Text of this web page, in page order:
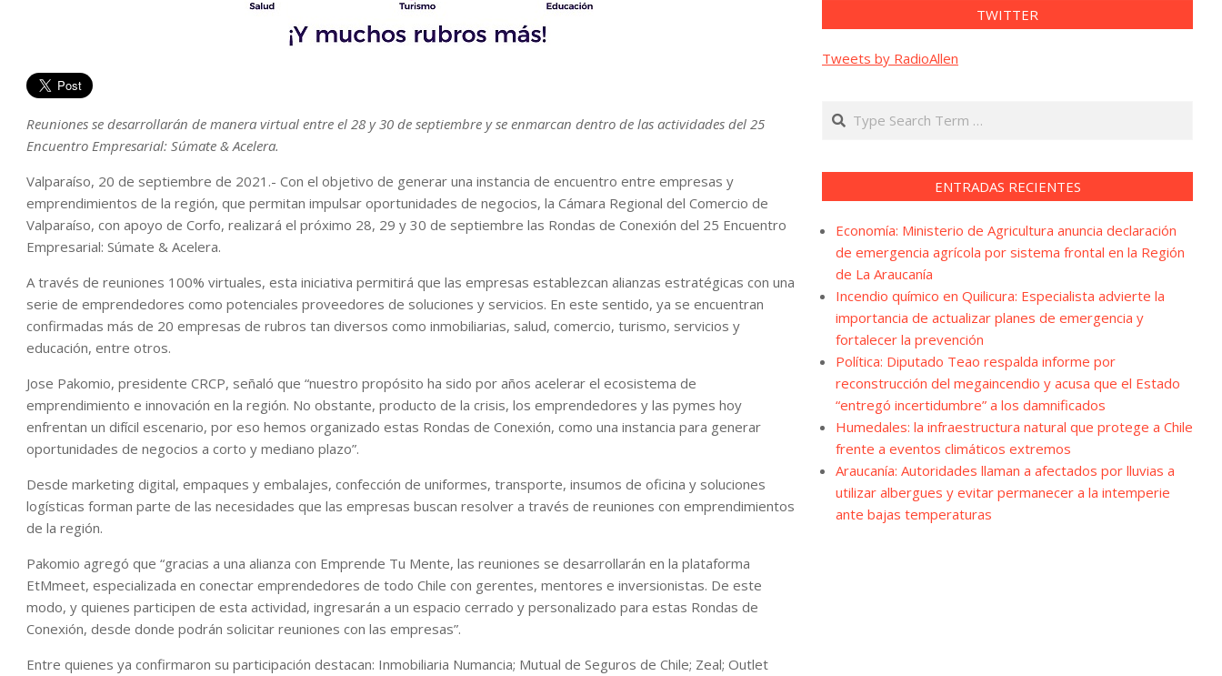
Reuniones se desarrollarán de manera virtual entre el 28 y 30 de septiembre y se enmarcan dentro de las actividades del 25
Encuentro Empresarial: Súmate & Acelera.
Valparaíso, 20 de septiembre de 2021.- Con el objetivo de generar una instancia de encuentro entre empresas y
emprendimientos de la región, que permitan impulsar oportunidades de negocios, la Cámara Regional del Comercio de
Valparaíso, con apoyo de Corfo, realizará el próximo 28, 29 y 30 de septiembre las Rondas de Conexión del 25 Encuentro
Empresarial: Súmate & Acelera.
A través de reuniones 100% virtuales, esta iniciativa permitirá que las empresas establezcan alianzas estratégicas con una
serie de emprendedores como potenciales proveedores de soluciones y servicios. En este sentido, ya se encuentran
confirmadas más de 20 empresas de rubros tan diversos como inmobiliarias, salud, comercio, turismo, servicios y
educación, entre otros.
Jose Pakomio, presidente CRCP, señaló que “nuestro propósito ha sido por años acelerar el ecosistema de
emprendimiento e innovación en la región. No obstante, producto de la crisis, los emprendedores y las pymes hoy
enfrentan un difícil escenario, por eso hemos organizado estas Rondas de Conexión, como una instancia para generar
oportunidades de negocios a corto y mediano plazo”.
Desde marketing digital, empaques y embalajes, confección de uniformes, transporte, insumos de oficina y soluciones
logísticas forman parte de las necesidades que las empresas buscan resolver a través de reuniones con emprendimientos
de la región.
Pakomio agregó que “gracias a una alianza con Emprende Tu Mente, las reuniones se desarrollarán en la plataforma
EtMmeet, especializada en conectar emprendedores de todo Chile con gerentes, mentores e inversionistas. De este
modo, y quienes participen de esta actividad, ingresarán a un espacio cerrado y personalizado para estas Rondas de
Conexión, desde donde podrán solicitar reuniones con las empresas”.
Entre quienes ya confirmaron su participación destacan: Inmobiliaria Numancia; Mutual de Seguros de Chile; Zeal; Outlet
TWITTER
Tweets by RadioAllen
Search
ENTRADAS RECIENTES
Economía: Ministerio de Agricultura anuncia declaración
de emergencia agrícola por sistema frontal en la Región
de La Araucanía
Incendio químico en Quilicura: Especialista advierte la
importancia de actualizar planes de emergencia y
fortalecer la prevención
Política: Diputado Teao respalda informe por
reconstrucción del megaincendio y acusa que el Estado
“entregó incertidumbre” a los damnificados
Humedales: la infraestructura natural que protege a Chile
frente a eventos climáticos extremos
Araucanía: Autoridades llaman a afectados por lluvias a
utilizar albergues y evitar permanecer a la intemperie
ante bajas temperaturas